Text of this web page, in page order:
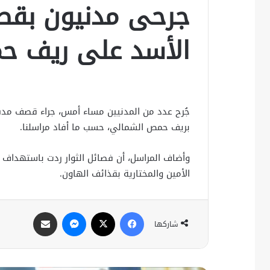
جرحى مدنيون
الأسد على ريف
جُرح عدد من المدنيين مساء أمس، جراء قصف
بريف حمص الشمالي، حسب ما أفاد مراسلنا.
وأضاف المراسل، أن فصائل الثوار ردت
الأمين والمختارية بقذائف الهاون.
شاركها
فيسبوك ماسنجر